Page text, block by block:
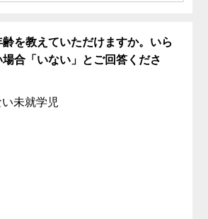
を教えていただけますか。いら
場合「いない」とご回答くださ
未就学児